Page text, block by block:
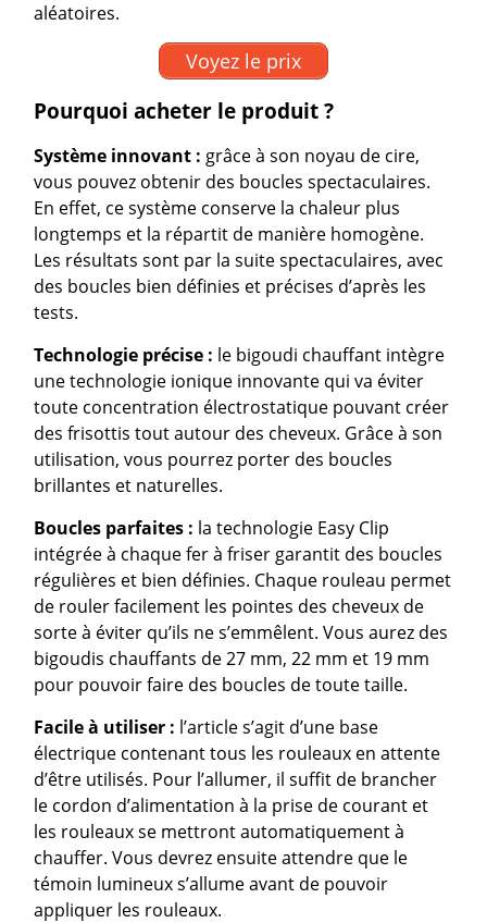
aléatoires.
Voyez le prix
Pourquoi acheter le produit ?
Système innovant : grâce à son noyau de cire,
vous pouvez obtenir des boucles spectaculaires.
En effet, ce système conserve la chaleur plus
longtemps et la répartit de manière homogène.
Les résultats sont par la suite spectaculaires, avec
des boucles bien définies et précises d’après les
tests.
Technologie précise : le bigoudi chauffant intègre
une technologie ionique innovante qui va éviter
toute concentration électrostatique pouvant créer
des frisottis tout autour des cheveux. Grâce à son
utilisation, vous pourrez porter des boucles
brillantes et naturelles.
Boucles parfaites : la technologie Easy Clip
intégrée à chaque fer à friser garantit des boucles
régulières et bien définies. Chaque rouleau permet
de rouler facilement les pointes des cheveux de
sorte à éviter qu’ils ne s’emmêlent. Vous aurez des
bigoudis chauffants de 27 mm, 22 mm et 19 mm
pour pouvoir faire des boucles de toute taille.
Facile à utiliser : l’article s’agit d’une base
électrique contenant tous les rouleaux en attente
d’être utilisés. Pour l’allumer, il suffit de brancher
le cordon d’alimentation à la prise de courant et
les rouleaux se mettront automatiquement à
chauffer. Vous devrez ensuite attendre que le
témoin lumineux s’allume avant de pouvoir
appliquer les rouleaux.